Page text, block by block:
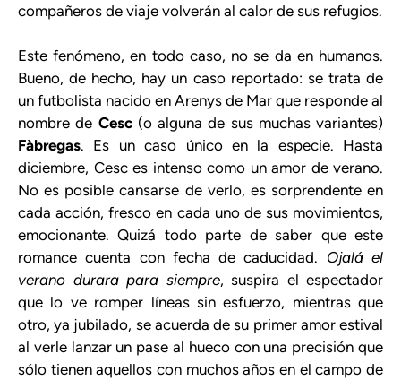
compañeros de viaje volverán al calor de sus refugios.
Este fenómeno, en todo caso, no se da en humanos.
Bueno, de hecho, hay un caso reportado: se trata de
un futbolista nacido en Arenys de Mar que responde al
nombre de Cesc(o alguna de sus muchas variantes)
Fàbregas. Es un caso único en la especie. Hasta
diciembre, Cesc es intenso como un amor de verano.
No es posible cansarse de verlo, es sorprendente en
cada acción, fresco en cada uno de sus movimientos,
emocionante. Quizá todo parte de saber que este
romance cuenta con fecha de caducidad. Ojalá el
verano durara para siempre, suspira el espectador
que lo ve romper líneas sin esfuerzo, mientras que
otro, ya jubilado, se acuerda de su primer amor estival
al verle lanzar un pase al hueco con una precisión que
sólo tienen aquellos con muchos años en el campo de